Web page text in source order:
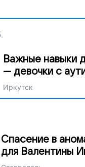
Важные навыки
— девочки с
Иркутск
Спасение в
для Валентины